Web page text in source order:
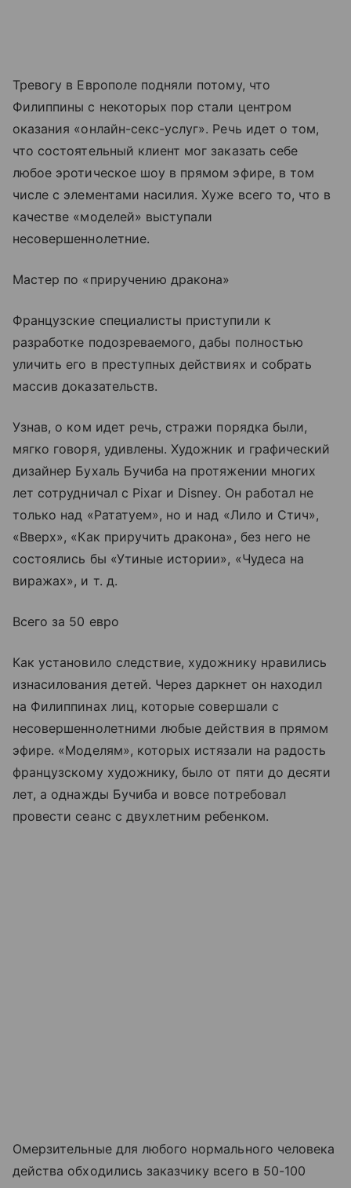
Тревогу в Европоле подняли потому, что
Филиппины с некоторых пор стали центром
оказания «онлайн-секс-услуг». Речь идет о том,
что состоятельный клиент мог заказать себе
любое эротическое шоу в прямом эфире, в том
числе с элементами насилия. Хуже всего то, что в
качестве «моделей» выступали
несовершеннолетние.
Мастер по «приручению дракона»
Французские специалисты приступили к
разработке подозреваемого, дабы полностью
уличить его в преступных действиях и собрать
массив доказательств.
Узнав, о ком идет речь, стражи порядка были,
мягко говоря, удивлены. Художник и графический
дизайнер Бухаль Бучиба на протяжении многих
лет сотрудничал с Pixar и Disney. Он работал не
только над «Рататуем», но и над «Лило и Стич»,
«Вверх», «Как приручить дракона», без него не
состоялись бы «Утиные истории», «Чудеса на
виражах», и т. д.
Всего за 50 евро
Как установило следствие, художнику нравились
изнасилования детей. Через даркнет он находил
на Филиппинах лиц, которые совершали с
несовершеннолетними любые действия в прямом
эфире. «Моделям», которых истязали на радость
французскому художнику, было от пяти до десяти
лет, а однажды Бучиба и вовсе потребовал
провести сеанс с двухлетним ребенком.
Омерзительные для любого нормального человека
действа обходились заказчику всего в 50-100